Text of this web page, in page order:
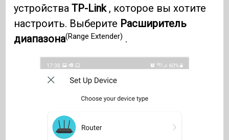
устройстваTP-Link, которое вы хотите
настроить. Выберите Расширитель
диапазона(Range Extender) .